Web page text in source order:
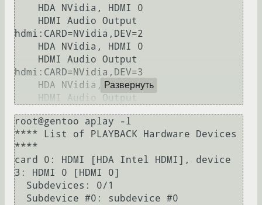
hdmi:CARD=NVidia,DEV=2
hdmi:CARD=NVidia,DEV=3
Развернуть
root@gentoo aplay -l
**** List of PLAYBACK Hardware Devices
****
card 0: HDMI [HDA Intel HDMI], device
3: HDMI 0 [HDMI 0]